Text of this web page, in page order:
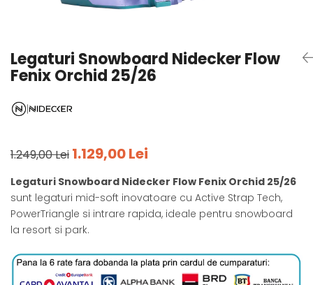
Curele
Bustiere
Legaturi Snowboard Nidecker Flow
Fenix Orchid 25/26
1.249,00 Lei 1.129,00 Lei
Legaturi Snowboard Nidecker Flow Fenix Orchid 25/26
sunt legaturi mid-soft inovatoare cu Active Strap Tech,
PowerTriangle si intrare rapida, ideale pentru snowboard
la resort si park.